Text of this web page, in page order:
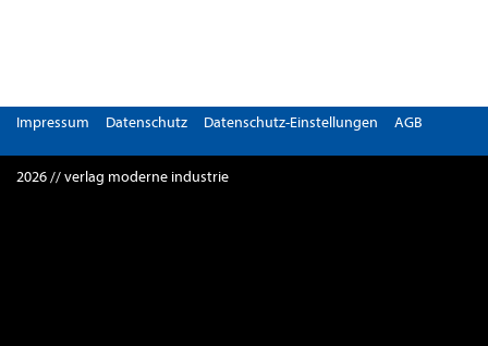
Impressum Datenschutz Datenschutz-Einstellungen AGB
2026 // verlag moderne industrie